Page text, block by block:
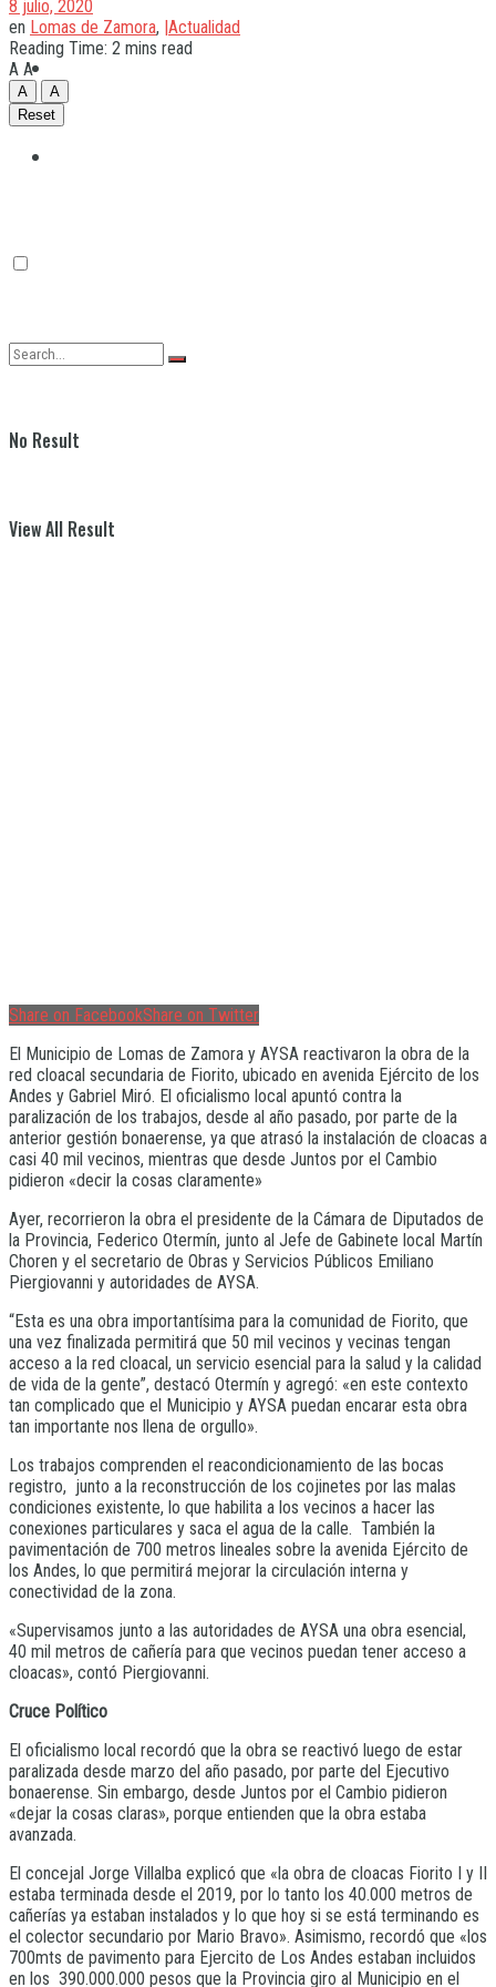
No Result
View All Result
8 julio, 2020
en Lomas de Zamora, |Actualidad
Reading Time: 2 mins read
A A
A
A
Reset
Share on FacebookShare on Twitter
El Municipio de Lomas de Zamora y AYSA reactivaron la obra de la
red cloacal secundaria de Fiorito, ubicado en avenida Ejército de los
Andes y Gabriel Miró. El oficialismo local apuntó contra la
paralización de los trabajos, desde al año pasado, por parte de la
anterior gestión bonaerense, ya que atrasó la instalación de cloacas a
casi 40 mil vecinos, mientras que desde Juntos por el Cambio
pidieron «decir la cosas claramente»
Ayer, recorrieron la obra el presidente de la Cámara de Diputados de
la Provincia, Federico Otermín, junto al Jefe de Gabinete local Martín
Choren y el secretario de Obras y Servicios Públicos Emiliano
Piergiovanni y autoridades de AYSA.
“Esta es una obra importantísima para la comunidad de Fiorito, que
una vez finalizada permitirá que 50 mil vecinos y vecinas tengan
acceso a la red cloacal, un servicio esencial para la salud y la calidad
de vida de la gente”, destacó Otermín y agregó: «en este contexto
tan complicado que el Municipio y AYSA puedan encarar esta obra
tan importante nos llena de orgullo».
Los trabajos comprenden el reacondicionamiento de las bocas
registro, junto a la reconstrucción de los cojinetes por las malas
condiciones existente, lo que habilita a los vecinos a hacer las
conexiones particulares y saca el agua de la calle. También la
pavimentación de 700 metros lineales sobre la avenida Ejército de
los Andes, lo que permitirá mejorar la circulación interna y
conectividad de la zona.
«Supervisamos junto a las autoridades de AYSA una obra esencial,
40 mil metros de cañería para que vecinos puedan tener acceso a
cloacas», contó Piergiovanni.
Cruce Político
El oficialismo local recordó que la obra se reactivó luego de estar
paralizada desde marzo del año pasado, por parte del Ejecutivo
bonaerense. Sin embargo, desde Juntos por el Cambio pidieron
«dejar la cosas claras», porque entienden que la obra estaba
avanzada.
El concejal Jorge Villalba explicó que «la obra de cloacas Fiorito I y II
estaba terminada desde el 2019, por lo tanto los 40.000 metros de
cañerías ya estaban instalados y lo que hoy si se está terminando es
el colector secundario por Mario Bravo». Asimismo, recordó que «los
700mts de pavimento para Ejercito de Los Andes estaban incluidos
en los 390.000.000 pesos que la Provincia giro al Municipio en el